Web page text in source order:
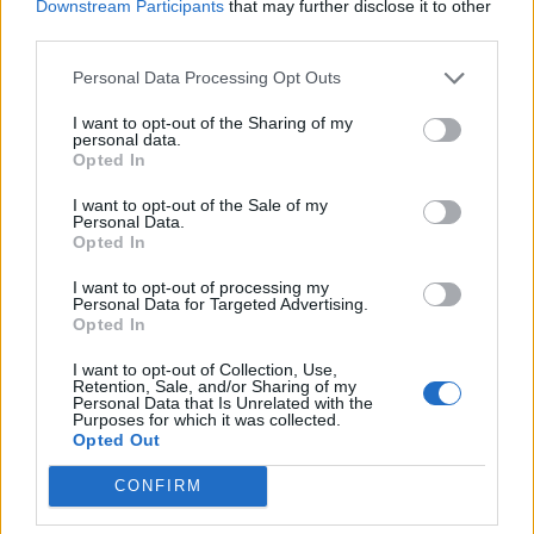
Downstream Participants that may further disclose it to other
Personal Data Processing Opt Outs
I want to opt-out of the Sharing of my
personal data.
Opted In
I want to opt-out of the Sale of my
Personal Data.
Opted In
I want to opt-out of processing my
Personal Data for Targeted Advertising.
Opted In
I want to opt-out of Collection, Use,
Retention, Sale, and/or Sharing of my
Personal Data that Is Unrelated with the
Purposes for which it was collected.
Opted Out
CONFIRM
του οδοστρώματος
ΒΟΡΕΙΟ ΑΙΓΑΙΟ
Σύλληψη στη Λήμνο για δυνατή
μουσική σε κατάστημα
ένταση ξεπερνούσε το ανώτατο
επιτρεπόμενο όριο αναφέρει η
ανακοίνωση της Αστυνομίας
ΕΛΛΑΔΑ
τις κατασχέσεις τραπεζικών
λογαριασμών και ενοικίων
Η κατάργηση του άρθρου 989
απλοποιεί τις διαδικασίες και
επιταχύνει την είσπραξη οφειλών
– Τι ισχύει για τις εκκρεμείς
υποθέσεις